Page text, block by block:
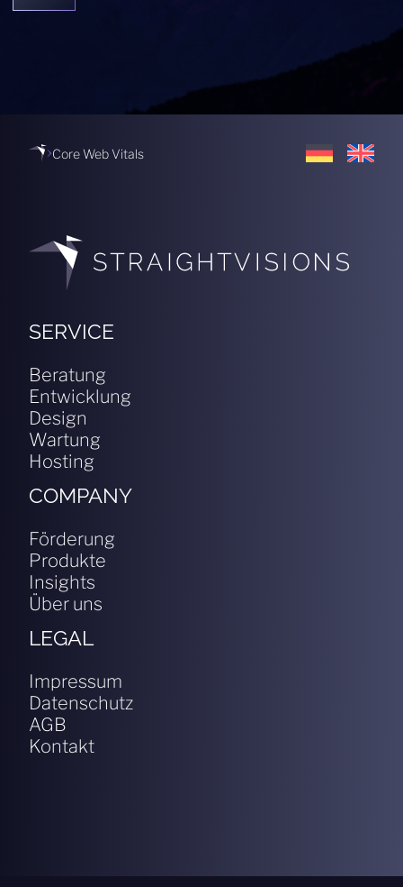
Core Web Vitals
SERVICE
Beratung
Entwicklung
Design
Wartung
Hosting
COMPANY
Förderung
Produkte
Insights
Über uns
LEGAL
Impressum
Datenschutz
AGB
Kontakt